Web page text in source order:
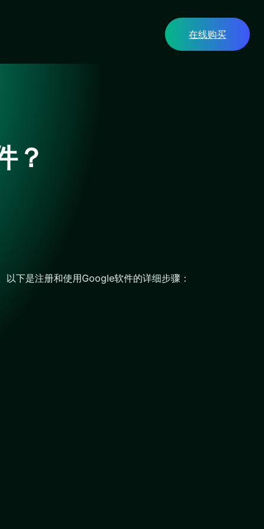
在线购买
？
下是注册和使用Google软件的详细步骤：